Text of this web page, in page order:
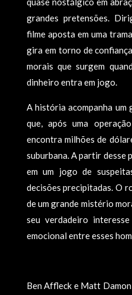
grandes pretensões.
filme aposta em uma
gira em torno de
morais que surgem
dinheiro entra em jogo.
A história acompanha
que, após uma
encontra milhões de
suburbana. A partir desse
em um jogo de
decisões precipitadas. O
de um grande mistério
seu verdadeiro
emocional entre esses
Ben Affleck e Matt